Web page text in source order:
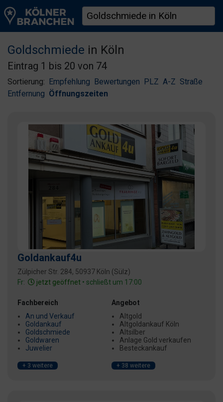
Goldschmiede in Köln
Eintrag 1 bis 20 von 74
Sortierung: Empfehlung Bewertungen PLZ A-Z Straße
Entfernung Öffnungszeiten
Goldankauf4u
Zülpicher Str. 284, 50937 Köln (Sülz)
Fr:
jetzt geöffnet • schließt um 17:00
Fachbereich
An und Verkauf
Goldankauf
Goldschmiede
Goldwaren
Juwelier
+ 3 weitere
Angebot
Altgold
Altgoldankauf Köln
Altsilber
Anlage Gold verkaufen
Besteckankauf
+ 38 weitere